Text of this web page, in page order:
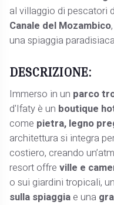
al villaggio di pescatori
Canale del Mozambico
una spiaggia
DESCRIZIONE:
Immerso in un parco
d'Ifaty è un boutique
come pietra, legno
architettura si integra
costiero, creando
resort offreville e
o sui giardini tropicali, un
sulla spiaggiae una